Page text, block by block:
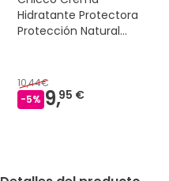
Hidratante Protectora
Protección Natural
10,44€
-5% 9,95 €